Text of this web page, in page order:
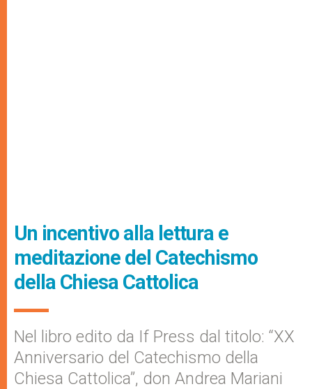
Un incentivo alla lettura e
meditazione del Catechismo
della Chiesa Cattolica
Nel libro edito da If Press dal titolo: “XX
Anniversario del Catechismo della
Chiesa Cattolica”, don Andrea Mariani